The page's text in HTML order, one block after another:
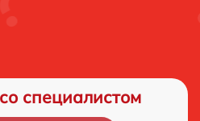
специалистом